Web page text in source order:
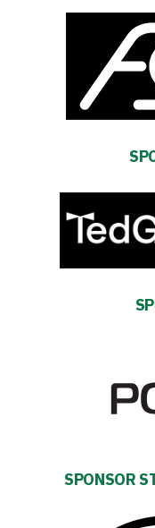
Warciarzy
Prowizja
pośredników
SPONSOR